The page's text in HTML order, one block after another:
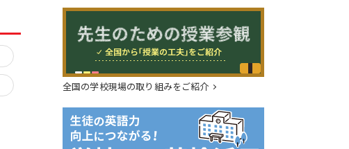
全国の学校現場の取り組みをご紹介